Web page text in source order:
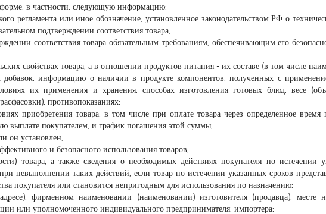
в частности, следующую информацию:
регламента или иное обозначение, установленное законодательством РФ о
подтверждении соответствия товара;
соответствия товара обязательным требованиям, обеспечивающим его
свойствах товара, а в отношении продуктов питания - их составе (в том числе
добавок, информацию о наличии в продукте компонентов, полученных с
их применения и хранения, способах изготовления готовых блюд, весе
противопоказаниях;
приобретения товара, в том числе при оплате товара через определенное время
выплате покупателем, и график погашения этой суммы;
он установлен;
и безопасного использования товаров;
товара, а также сведения о необходимых действиях покупателя по истечении
невыполнении таких действий, если товар по истечении указанных сроков
покупателя или становится непригодным для использования по назначению;
фирменном наименовании (наименовании) изготовителя (продавца), месте
или уполномоченного индивидуального предпринимателя, импортера;